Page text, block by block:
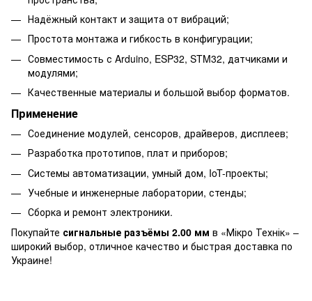
Надёжный контакт и защита от вибраций;
Простота монтажа и гибкость в конфигурации;
Совместимость с Arduino, ESP32, STM32, датчиками и
модулями;
Качественные материалы и большой выбор форматов.
Применение
Соединение модулей, сенсоров, драйверов, дисплеев;
Разработка прототипов, плат и приборов;
Системы автоматизации, умный дом, IoT-проекты;
Учебные и инженерные лаборатории, стенды;
Сборка и ремонт электроники.
Покупайте сигнальные разъёмы 2.00 мм в «Мікро Технік» –
широкий выбор, отличное качество и быстрая доставка по
Украине!